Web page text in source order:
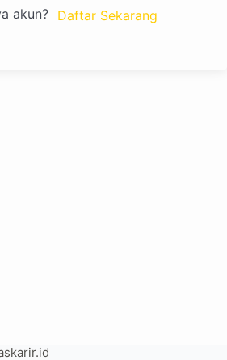
akun? Daftar Sekarang